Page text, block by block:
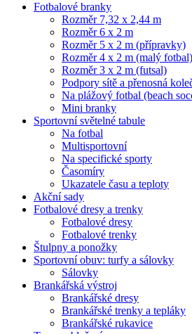
Fotbalové branky
Rozměr 7,32 x 2,44 m
Rozměr 6 x 2 m
Rozměr 5 x 2 m (přípravky)
Rozměr 4 x 2 m (malý fotbal)
Rozměr 3 x 2 m (futsal)
Podpory sítě a přenosná
Na plážový fotbal (beach
Mini branky
Sportovní světelné tabule
Na fotbal
Multisportovní
Na specifické sporty
Časomíry
Ukazatele času a teploty
Akční sady
Fotbalové dresy a trenky
Fotbalové dresy
Fotbalové trenky
Štulpny a ponožky
Sportovní obuv: turfy a sálovky
Sálovky
Brankářská výstroj
Brankářské dresy
Brankářské trenky a tepláky
Brankářské rukavice